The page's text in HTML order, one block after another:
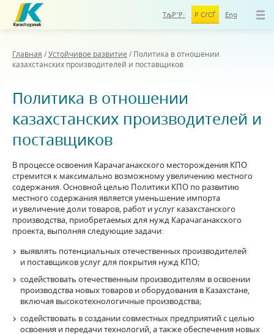
ТљР°Р· Р СѓСЃ Eng
Главная /Устойчивое развитие / Политика в отношении
казахстанских производителей и поставщиков
Политика в отношении
казахстанских производителей и
поставщиков
В процессе освоения Карачаганакского месторождения КПО
стремится к максимально возможному увеличению местного
содержания. Основной целью Политики КПО по развитию
местного содержания является уменьшение импорта
и увеличение доли товаров, работ и услуг казахстанского
производства, приобретаемых для нужд Карачаганакского
проекта, выполняя следующие задачи:
выявлять потенциальных отечественных производителей
и поставщиков услуг для покрытия нужд КПО;
содействовать отечественным производителям в освоении
производства новых товаров и оборудования в Казахстане,
включая высокотехнологичные производства;
содействовать в создании совместных предприятий с целью
освоения и передачи технологий, а также обеспечения новых